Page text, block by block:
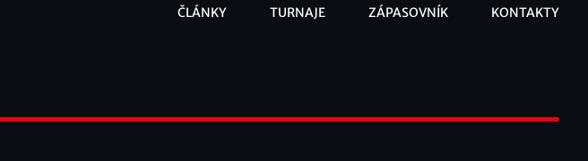
ČLÁNKY TURNAJE ZÁPASOVNÍK KONTAKTY